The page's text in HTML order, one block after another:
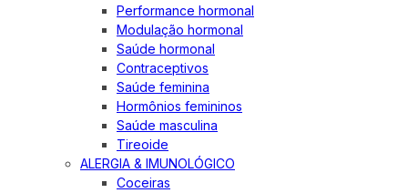
Performance hormonal
Modulação hormonal
Saúde hormonal
Contraceptivos
Saúde feminina
Hormônios femininos
Saúde masculina
Tireoide
ALERGIA & IMUNOLÓGICO
Coceiras